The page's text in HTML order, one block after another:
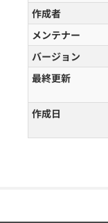
作成者
メンテナー
バージョン
最終更新
作成日